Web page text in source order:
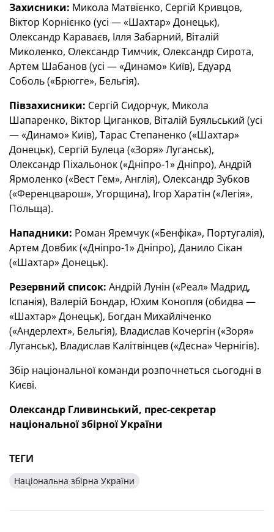
Захисники: Микола Матвієнко, Сергій Кривцов,
Віктор Корнієнко (усі — «Шахтар» Донецьк),
Олександр Караваєв, Ілля Забарний, Віталій
Миколенко, Олександр Тимчик, Олександр Сирота,
Артем Шабанов (усі — «Динамо» Київ), Едуард
Соболь («Брюгге», Бельгія).
Півзахисники: Сергій Сидорчук, Микола
Шапаренко, Віктор Циганков, Віталій Буяльський (усі
— «Динамо» Київ), Тарас Степаненко («Шахтар»
Донецьк), Сергій Булеца («Зоря» Луганськ),
Олександр Піхальонок («Дніпро-1» Дніпро), Андрій
Ярмоленко («Вест Гем», Англія), Олександр Зубков
(«Ференцварош», Угорщина), Ігор Харатін («Легія»,
Польща).
Нападники: Роман Яремчук («Бенфіка», Португалія),
Артем Довбик («Дніпро-1» Дніпро), Данило Сікан
(«Шахтар» Донецьк).
Резервний список: Андрій Лунін («Реал» Мадрид,
Іспанія), Валерій Бондар, Юхим Конопля (обидва —
«Шахтар» Донецьк), Богдан Михайліченко
(«Андерлехт», Бельгія), Владислав Кочергін («Зоря»
Луганськ), Владислав Калітвінцев («Десна» Чернігів).
Збір національної команди розпочнеться сьогодні в
Києві.
Олександр Гливинський, прес-секретар
національної збірної України
ТЕГИ
Національна збірна України